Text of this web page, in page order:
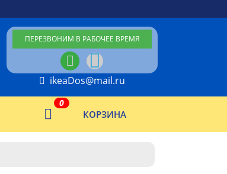
ПЕРЕЗВОНИМ В РАБОЧЕЕ ВРЕМЯ
ikeaDos@mail.ru
КОРЗИНА
0